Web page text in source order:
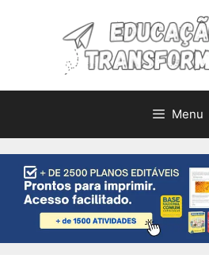
Menu